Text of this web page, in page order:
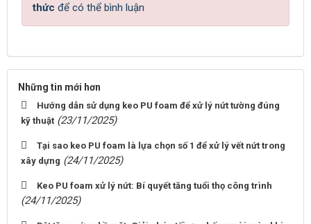
thức để có thể bình luận
Những tin mới hơn
Hướng dẫn sử dụng keo PU foam để xử lý nứt tường đúng
kỹ thuật (23/11/2025)
Tại sao keo PU foam là lựa chọn số 1 để xử lý vết nứt trong
xây dựng (24/11/2025)
Keo PU foam xử lý nứt: Bí quyết tăng tuổi thọ công trình
(24/11/2025)